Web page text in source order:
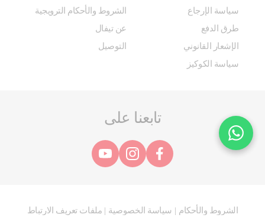
سياسة الإرجاع
الشروط والأحكام الترويجية
طرق الدفع
عن تيفال
الإشعار القانوني
التوصيل
سياسة الكوكيز
تابعنا على
الشروط والأحكام | سياسة الخصوصية | ملفات تعريف الارتباط